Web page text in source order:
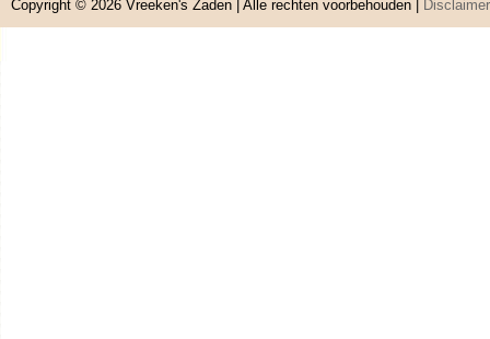
Copyright © 2026 Vreeken's Zaden | Alle rechten voorbehouden | Disclaimer